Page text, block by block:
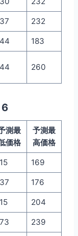
232
183
260
6
測最
価格
予測最
高価格
169
176
204
239